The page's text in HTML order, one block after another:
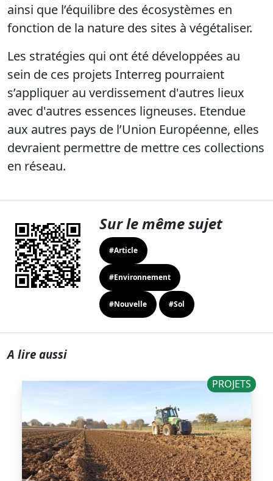
ainsi que l’équilibre des écosystèmes en
fonction de la nature des sites à végétaliser.
Les stratégies qui ont été développées au
sein de ces projets Interreg pourraient
s’appliquer au verdissement d'autres lieux
avec d'autres essences ligneuses. Etendue
aux autres pays de l’Union Européenne, elles
devraient permettre de mettre ces collections
en réseau.
Sur le même sujet
#Article
#Environnement
#Nouvelle #Sol
A lire aussi
PROJETS